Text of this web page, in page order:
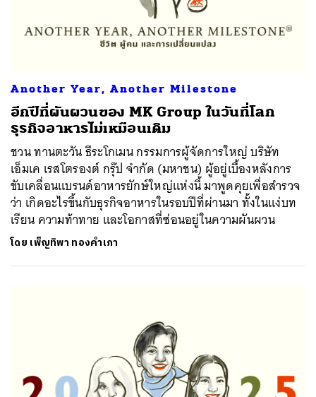
Another Year, Another Milestone
อีกปีที่ผันผวนของ MK Group ในวันที่โลก
ธุรกิจอาหารไม่เหมือนเดิม
ชวน ทานตะวัน ธีระโกเมน กรรมการผู้จัดการใหญ่ บริษัท
เอ็มเค เรสโตรองต์ กรุ๊ป จำกัด (มหาชน) ผู้อยู่เบื้องหลังการ
ขับเคลื่อนแบรนด์อาหารยักษ์ใหญ่แห่งนี้ มาพูดคุยเพื่อสำรวจ
ว่า เกิดอะไรขึ้นกับธุรกิจอาหารในรอบปีที่ผ่านมา ทั้งในแง่บท
เรียน ความท้าทาย และโอกาสที่ซ่อนอยู่ในความผันผวน
โดย เพ็ญทิพา ทองคำเภา